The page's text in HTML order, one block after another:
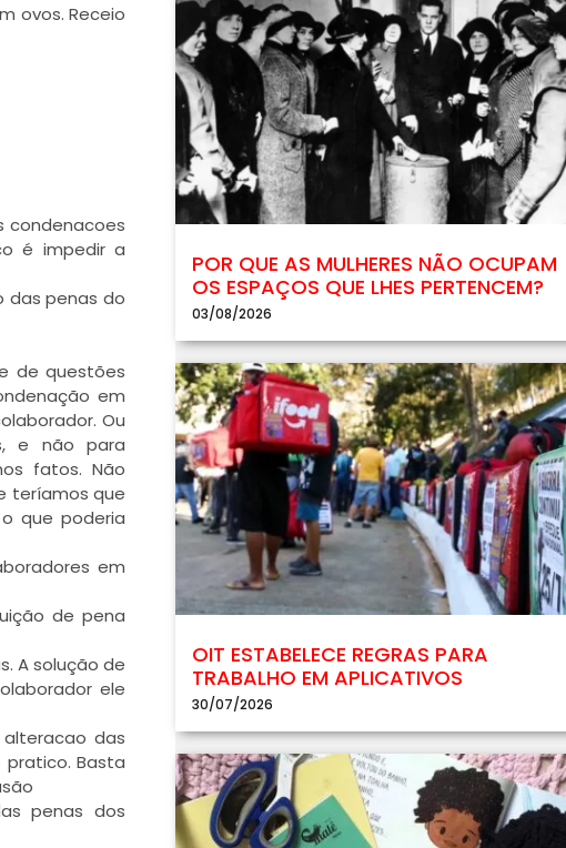
ovos. Receio
condenacoes
é impedir a
das penas do
de questões
em
Ou
e não para
fatos. Não
teríamos que
que poderia
em
de pena
A solução de
ele
das
Basta
penas dos
POR QUE AS MULHERES NÃO OCUPAM
OS ESPAÇOS QUE LHES PERTENCEM?
03/08/2026
OIT ESTABELECE REGRAS PARA
TRABALHO EM APLICATIVOS
30/07/2026